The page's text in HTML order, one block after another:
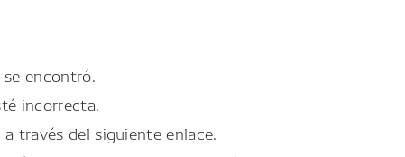
encontró.
incorrecta.
través del siguiente enlace.